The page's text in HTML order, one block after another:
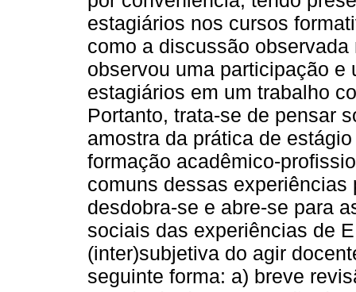
estagiários nos cursos
como a discussão
observou uma participação
estagiários em um trabalho
Portanto, trata-se de pensar
amostra da prática de
formação acadêmico-
comuns dessas
desdobra-se e abre-se para
sociais das experiências de
(inter)subjetiva do agir
seguinte forma: a) breve